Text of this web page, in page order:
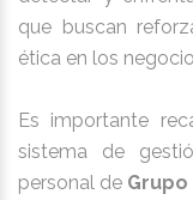
que buscan
ética en los
Es importante
sistema de
personal de Grupo